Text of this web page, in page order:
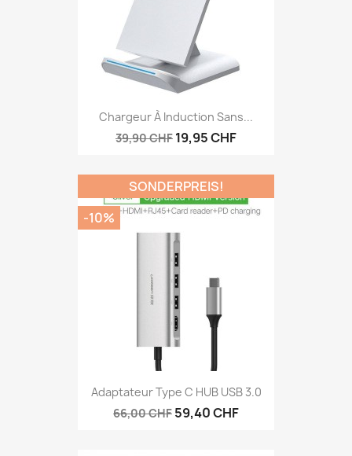
Chargeur À Induction Sans...
39,90 CHF 19,95 CHF
Adaptateur Type C HUB USB 3.0
66,00 CHF 59,40 CHF
SONDERPREIS!
-10%